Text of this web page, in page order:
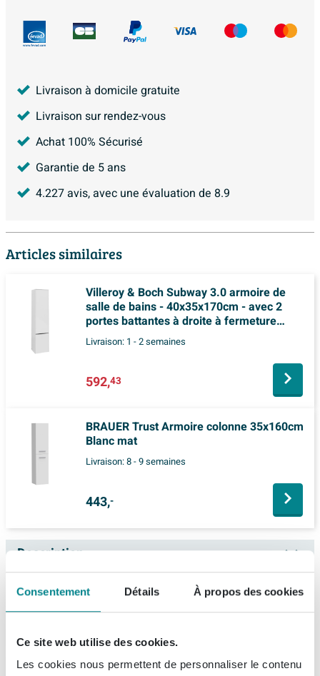
Consentement Détails À propos des cookies
Ce site web utilise des cookies.
Les cookies nous permettent de personnaliser le contenu
Livraison à domicile gratuite
Livraison sur rendez-vous
Achat 100% Sécurisé
Garantie de 5 ans
4.227avis, avec une évaluation de 8.9
Articles similaires
Villeroy & Boch Subway 3.0 armoire de
salle de bains - 40x35x170cm - avec 2
portes battantes à droite à fermeture
douce montage en saillie avec poignée
Volcano Black panneau de particules
Livraison: 1 - 2 semaines
592,43
BRAUER Trust Armoire colonne 35x160cm
Blanc mat
Livraison:8 - 9 semaines
443,-
Description
Villeroy & Boch Venticello armoire haute -
40.4x37.2x154cm - porte gauche blanc mat
Si vous recherchez un espace de rangement
supplémentaire dans la salle de bains sans faire de
Spécifications
Numéro de fournisseur
a95101ms
À propos de Villeroy & Boch